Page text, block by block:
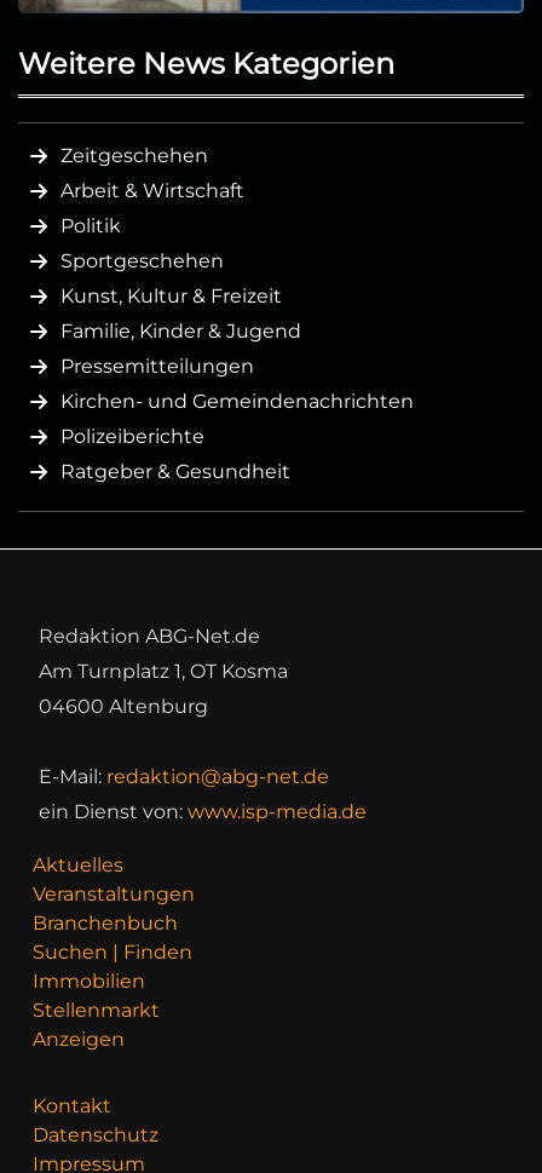
Weitere News Kategorien
Zeitgeschehen
Arbeit & Wirtschaft
Politik
Sportgeschehen
Kunst, Kultur & Freizeit
Familie, Kinder & Jugend
Pressemitteilungen
Kirchen- und Gemeindenachrichten
Polizeiberichte
Ratgeber & Gesundheit
Redaktion ABG-Net.de
Am Turnplatz 1, OT Kosma
04600 Altenburg
E-Mail: redaktion@abg-net.de
ein Dienst von: www.isp-media.de
Aktuelles
Veranstaltungen
Branchenbuch
Suchen | Finden
Immobilien
Stellenmarkt
Anzeigen
Kontakt
Datenschutz
Impressum